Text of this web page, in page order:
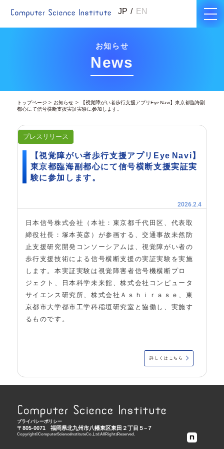
JP EN
お知らせ
News
トップページ お知らせ
【視覚障がい者歩行支援アプリEye Navi】東京都臨海副
都心にて信号横断支援実証実験に参加します。
【視覚障がい者歩行支援アプリEye Navi】
東京都臨海副都心にて信号横断支援実証実
験に参加します。
2026.2.4
プレスリリース
日本信号株式会社（本社：東京都千代田区、代表取
締役社長：塚本英彦）が参画する、交通事故未然防
止支援研究開発コンソーシアムは、視覚障がい者の
歩行支援技術による信号横断支援の実証実験を実施
します。本実証実験は視覚障害者信号機横断プロ
ジェクト、日本科学未来館、株式会社コンピュータ
サイエンス研究所、株式会社Ａｓｈｉｒａｓｅ、東
京都市大学都市工学科稲垣研究室と協働し、実施す
るものです。
詳しくはこちら
プライバシーポリシー
〒805-0071 福岡県北九州市八幡東区東田２丁目５−７
Copyright © Computer Science Institute Co., Ltd. All Rights Reserved.